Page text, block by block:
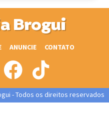
Brogui
ANUNCIE CONTATO
- Todos os direitos reservados